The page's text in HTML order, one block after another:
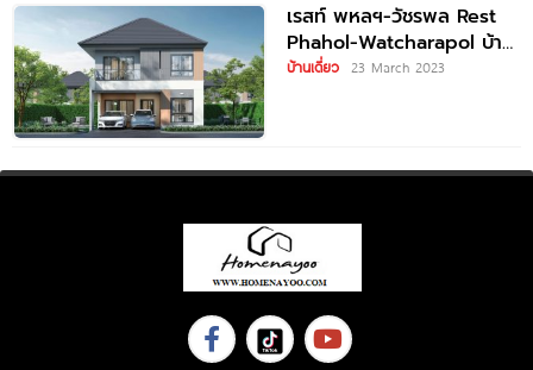
เรสท์ พหลฯ-วัชรพล Rest
Phahol-Watcharapol บ้าน
New Generation ใกล้
บ้านเดี่ยว 23 March 2023